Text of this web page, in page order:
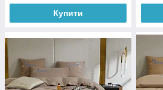
Купити